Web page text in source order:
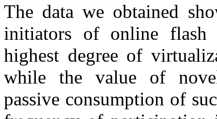
The data we obtained
initiators of online flash
highest degree of
while the value of
passive consumption of